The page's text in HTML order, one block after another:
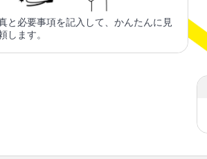
と必要事項を記入して、かんたんに見
します。